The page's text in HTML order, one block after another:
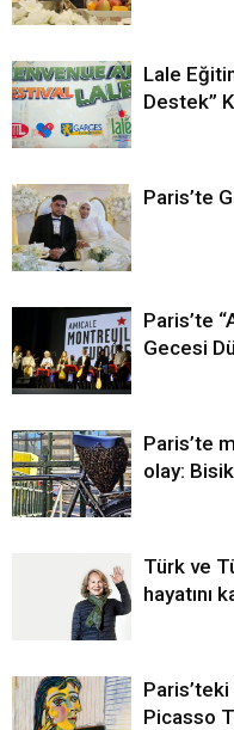
Lale
Destek”
Paris’te
Paris’te
Gecesi
Paris’te
olay:
Türk ve
hayatını
Picasso